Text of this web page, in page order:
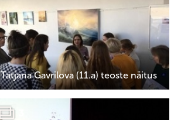
Tatjana Gavrilova (11.a) teoste näitus